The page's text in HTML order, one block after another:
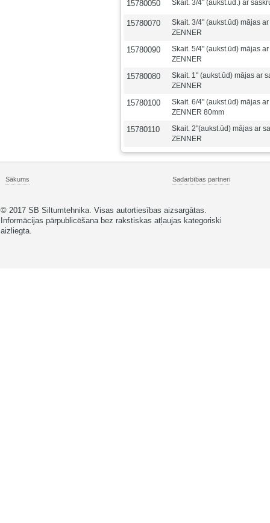
15780050 Skait. 3/4" (aukst.ūd.) ar
15780070
Skait. 3/4" (aukst.ūd) mājas
ZENNER
15780090
Skait. 5/4" (aukst.ūd) mājas
ZENNER
15780080
Skait. 1" (aukst.ūd) mājas ar
ZENNER
15780100
Skait. 6/4" (aukst.ūd) mājas
ZENNER 80mm
15780110
Skait. 2"(aukst.ūd) mājas ar
ZENNER
Sākums Sadarbības partneri
© 2017 SB Siltumtehnika. Visas autortiesības aizsargātas.
Informācijas pārpublicēšana bez rakstiskas atļaujas kategoriski
aizliegta.